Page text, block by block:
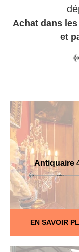
Achat dans
et
Antiquaire
EN SAVOIR